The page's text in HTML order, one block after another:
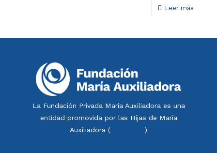
Leer más
La Fundación Privada María Auxiliadora es una
entidad promovida por las Hijas de María
Auxiliadora (
)